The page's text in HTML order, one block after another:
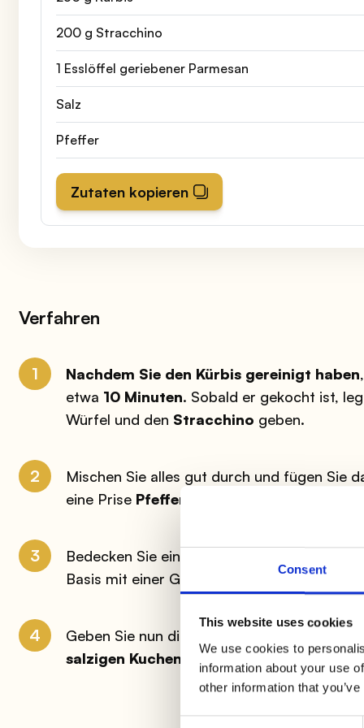
Consent
This website uses cookies
We use cookies to
information about your use
other information that
200 g Stracchino
1 Esslöffel geriebener Parmesan
Salz
Pfeffer
Zutaten kopieren
Verfahren
1 Nachdem Sie den Kürbis gereinigt haben
etwa 10 Minuten. Sobald er gekocht ist,
Würfel und den Stracchino geben.
2
Mischen Sie alles gut durch und fügen Sie
eine Prise Pfeffer
3 Bedecken Sie eine
Basis mit einer Gabel einstechen.
4 Geben Sie nun die
salzigen Kuchens
. Backen Sie im